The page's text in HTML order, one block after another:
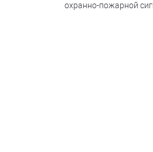
охранно-пожарной